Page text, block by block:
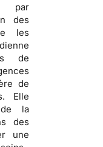
par
des
les
de
de
. Elle
la
des
une